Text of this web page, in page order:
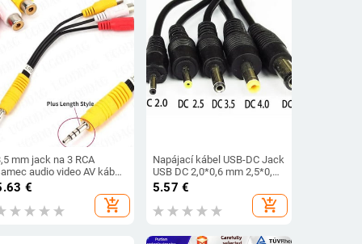
mm jack na 3 RCA
audio video AV kábel
stereo kábel 3RCA
štandardný prevodník pre
TV box CD DVD
€
add_shopping_cart
Napájací kábel USB-DC Jack
USB DC 2,0*0,6 mm 2,5*0,7
mm 3,5*1,35 mm 4,0*1,7
mm 5,5*2,1 mm 5V DC
valcový konektor 5V DC
5.57 €
add_shopping_cart